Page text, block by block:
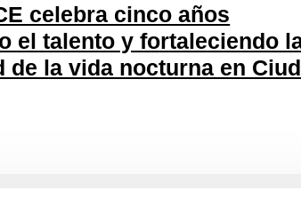
celebra cinco años
el talento y fortaleciendo
de la vida nocturna en